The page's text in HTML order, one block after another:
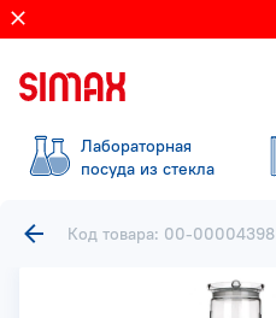
Лабораторная
посуда из стекла
Код товара: 00-00004398